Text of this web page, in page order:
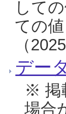
して
ての
（
デー
※ 掲
場合